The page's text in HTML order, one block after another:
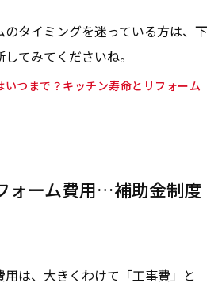
タイミングを迷っている方は、下
てみてくださいね。
いつまで？キッチン寿命とリフォーム
ォーム費用…補助金制度
は、大きくわけて「工事費」と